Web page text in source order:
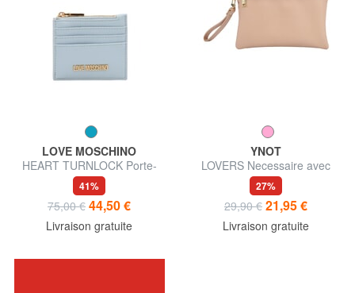
LOVE MOSCHINO
HEART TURNLOCK Porte-
cartes / Porte-monnaie
41%
75,00 € 44,50 €
Livraison gratuite
YNOT
LOVERS Necessaire avec
porte-monnaie et bracelet
27%
29,90 € 21,95 €
Livraison gratuite